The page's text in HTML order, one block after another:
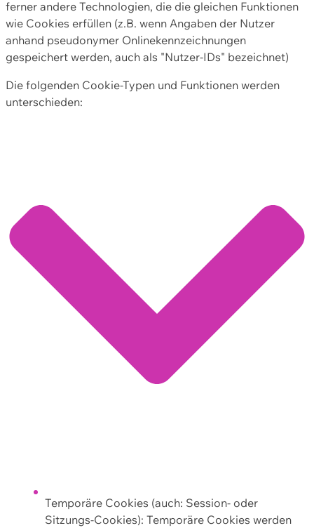
ferner andere Technologien, die die gleichen Funktionen
wie Cookies erfüllen (z.B. wenn Angaben der Nutzer
anhand pseudonymer Onlinekennzeichnungen
gespeichert werden, auch als "Nutzer-IDs" bezeichnet)
Die folgenden Cookie-Typen und Funktionen werden
unterschieden:
Temporäre Cookies (auch: Session- oder
Sitzungs-Cookies): Temporäre Cookies werden